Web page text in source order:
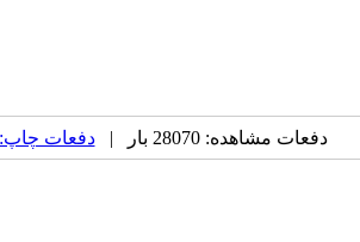
دفعات مشاهده: 28070 بار | دفعات چاپ: 2002 بار